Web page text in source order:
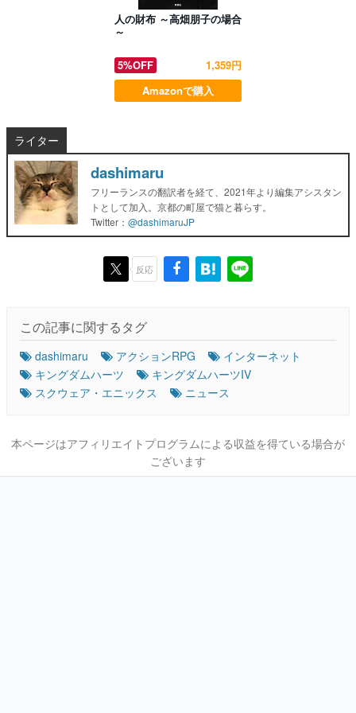
人の財布 ～高畑朋子の場合
～
5%OFF
1,359円
Amazonで購入
ライター
dashimaru
フリーランスの翻訳者を経て、2021年より編集アシスタン
トとして加入。京都の町屋で猫と暮らす。
Twitter： @dashimaruJP
反応
この記事に関するタグ
dashimaru アクションRPG
インターネット
キングダムハーツ
キングダムハーツIV
スクウェア・エニックス
ニュース
本ページはアフィリエイトプログラムによる収益を得ている場合が
ございます